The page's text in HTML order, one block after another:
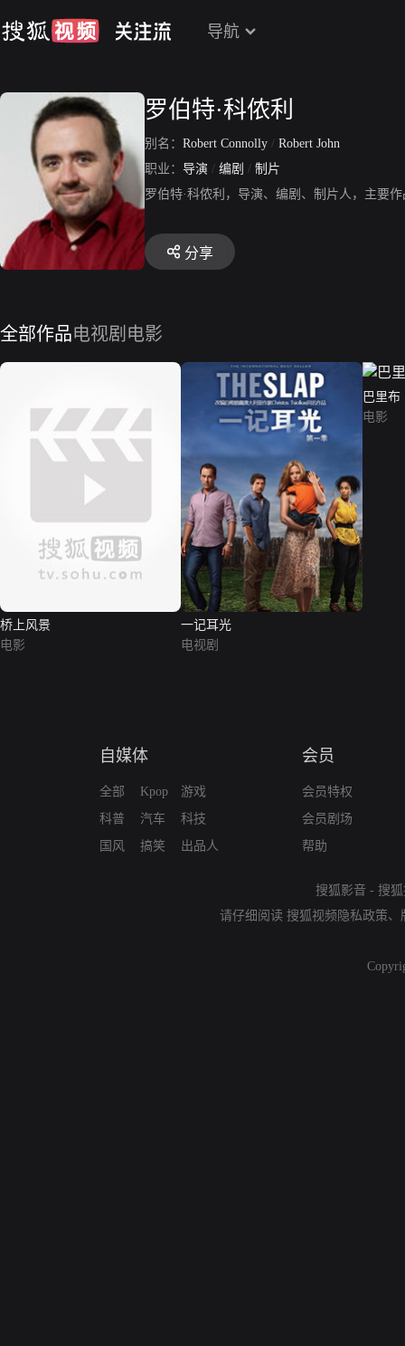
导航
罗伯特·科侬利
别名： Robert Connolly / Robert John
职业： 导演 / 编剧 / 制片
罗伯特·科侬利，导演、编剧、制片人，主要
分享
全部作品电视剧 电影
桥上风景
电影
一记耳光
电视剧
巴里布
电影
自媒体
全部
科普
国风
Kpop
汽车
搞笑
游戏
科技
出品人
会员
会员特权
会员剧场
帮助
搜狐影音 - 搜
请仔细阅读 搜狐视频隐私政策、